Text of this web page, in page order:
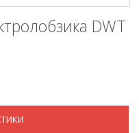
DWT